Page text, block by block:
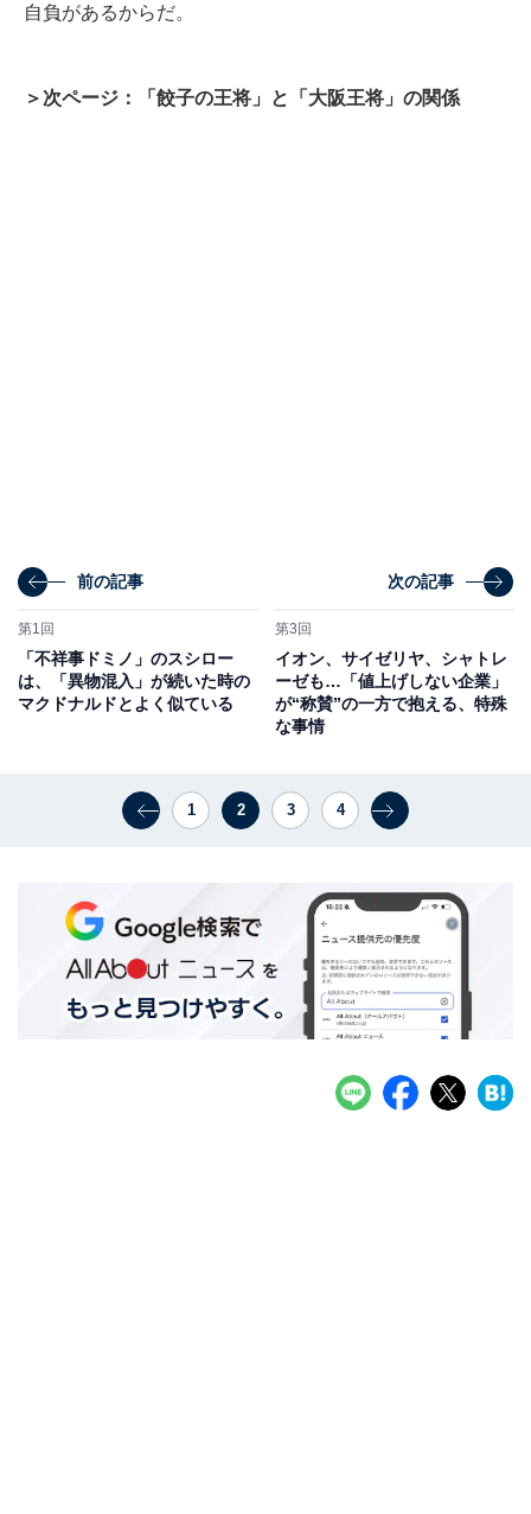
自負があるからだ。
＞次ページ：「餃子の王将」と「大阪王将」の関係
前の記事
第1回
「不祥事ドミノ」のスシロー
は、「異物混入」が続いた時の
マクドナルドとよく似ている
次の記事
第3回
イオン、サイゼリヤ、シャトレ
ーゼも…「値上げしない企業」
が“称賛”の一方で抱える、特殊
な事情
1 2 3 4